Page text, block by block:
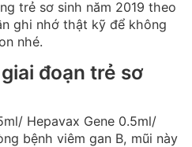
trẻ sơ sinh năm 2019 theo
ghi nhớ thật kỹ để không
nhé.
đoạn trẻ sơ
Hepavax Gene 0.5ml/
bệnh viêm gan B, mũi này